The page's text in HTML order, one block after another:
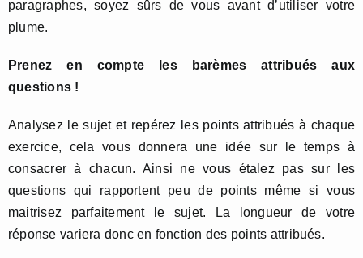
paragraphes, soyez sûrs de vous avant d’utiliser votre
plume.
Prenez en compte les barèmes attribués aux
questions !
Analysez le sujet et repérez les points attribués à chaque
exercice, cela vous donnera une idée sur le temps à
consacrer à chacun. Ainsi ne vous étalez pas sur les
questions qui rapportent peu de points même si vous
maitrisez parfaitement le sujet. La longueur de votre
réponse variera donc en fonction des points attribués.